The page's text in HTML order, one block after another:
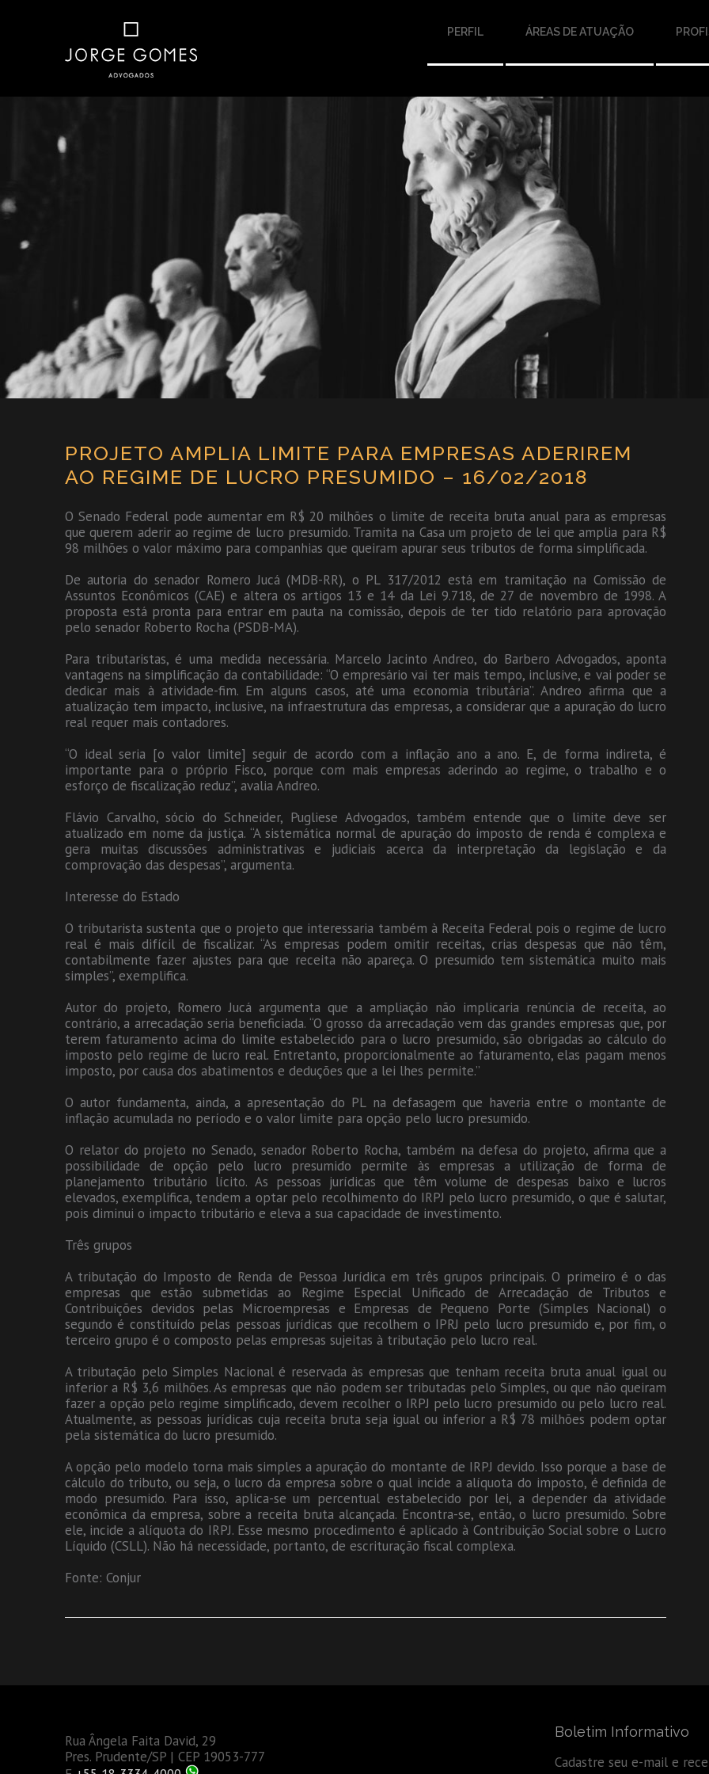
PERFIL ÁREAS DE ATUAÇÃO
PROJETO AMPLIA LIMITE PARA EMPRESAS ADERIREM
AO REGIME DE LUCRO PRESUMIDO – 16/02/2018
O Senado Federal pode aumentar em R$ 20 milhões o limite de receita bruta anual para as empresas
que querem aderir ao regime de lucro presumido. Tramita na Casa um projeto de lei que amplia para R$
98 milhões o valor máximo para companhias que queiram apurar seus tributos de forma simplificada.
De autoria do senador Romero Jucá (MDB-RR), o PL 317/2012 está em tramitação na Comissão de
Assuntos Econômicos (CAE) e altera os artigos 13 e 14 da Lei 9.718, de 27 de novembro de 1998. A
proposta está pronta para entrar em pauta na comissão, depois de ter tido relatório para aprovação
pelo senador Roberto Rocha (PSDB-MA).
Para tributaristas, é uma medida necessária. Marcelo Jacinto Andreo, do Barbero Advogados, aponta
vantagens na simplificação da contabilidade: “O empresário vai ter mais tempo, inclusive, e vai poder se
dedicar mais à atividade-fim. Em alguns casos, até uma economia tributária”. Andreo afirma que a
atualização tem impacto, inclusive, na infraestrutura das empresas, a considerar que a apuração do lucro
real requer mais contadores.
“O ideal seria [o valor limite] seguir de acordo com a inflação ano a ano. E, de forma indireta, é
importante para o próprio Fisco, porque com mais empresas aderindo ao regime, o trabalho e o
esforço de fiscalização reduz”, avalia Andreo.
Flávio Carvalho, sócio do Schneider, Pugliese Advogados, também entende que o limite deve ser
atualizado em nome da justiça. “A sistemática normal de apuração do imposto de renda é complexa e
gera muitas discussões administrativas e judiciais acerca da interpretação da legislação e da
comprovação das despesas”, argumenta.
Interesse do Estado
O tributarista sustenta que o projeto que interessaria também à Receita Federal pois o regime de lucro
real é mais difícil de fiscalizar. “As empresas podem omitir receitas, crias despesas que não têm,
contabilmente fazer ajustes para que receita não apareça. O presumido tem sistemática muito mais
simples”, exemplifica.
Autor do projeto, Romero Jucá argumenta que a ampliação não implicaria renúncia de receita, ao
contrário, a arrecadação seria beneficiada. “O grosso da arrecadação vem das grandes empresas que, por
terem faturamento acima do limite estabelecido para o lucro presumido, são obrigadas ao cálculo do
imposto pelo regime de lucro real. Entretanto, proporcionalmente ao faturamento, elas pagam menos
imposto, por causa dos abatimentos e deduções que a lei lhes permite.”
O autor fundamenta, ainda, a apresentação do PL na defasagem que haveria entre o montante de
inflação acumulada no período e o valor limite para opção pelo lucro presumido.
O relator do projeto no Senado, senador Roberto Rocha, também na defesa do projeto, afirma que a
possibilidade de opção pelo lucro presumido permite às empresas a utilização de forma de
planejamento tributário lícito. As pessoas jurídicas que têm volume de despesas baixo e lucros
elevados, exemplifica, tendem a optar pelo recolhimento do IRPJ pelo lucro presumido, o que é salutar,
pois diminui o impacto tributário e eleva a sua capacidade de investimento.
Três grupos
A tributação do Imposto de Renda de Pessoa Jurídica em três grupos principais. O primeiro é o das
empresas que estão submetidas ao Regime Especial Unificado de Arrecadação de Tributos e
Contribuições devidos pelas Microempresas e Empresas de Pequeno Porte (Simples Nacional) o
segundo é constituído pelas pessoas jurídicas que recolhem o IPRJ pelo lucro presumido e, por fim, o
terceiro grupo é o composto pelas empresas sujeitas à tributação pelo lucro real.
A tributação pelo Simples Nacional é reservada às empresas que tenham receita bruta anual igual ou
inferior a R$ 3,6 milhões. As empresas que não podem ser tributadas pelo Simples, ou que não queiram
fazer a opção pelo regime simplificado, devem recolher o IRPJ pelo lucro presumido ou pelo lucro real.
Atualmente, as pessoas jurídicas cuja receita bruta seja igual ou inferior a R$ 78 milhões podem optar
pela sistemática do lucro presumido.
A opção pelo modelo torna mais simples a apuração do montante de IRPJ devido. Isso porque a base de
cálculo do tributo, ou seja, o lucro da empresa sobre o qual incide a alíquota do imposto, é definida de
modo presumido. Para isso, aplica-se um percentual estabelecido por lei, a depender da atividade
econômica da empresa, sobre a receita bruta alcançada. Encontra-se, então, o lucro presumido. Sobre
ele, incide a alíquota do IRPJ. Esse mesmo procedimento é aplicado à Contribuição Social sobre o Lucro
Líquido (CSLL). Não há necessidade, portanto, de escrituração fiscal complexa.
Fonte: Conjur
Rua Ângela Faita David, 29
Pres. Prudente/SP | CEP 19053-777
Boletim Informativo
Cadastre seu e-mail e